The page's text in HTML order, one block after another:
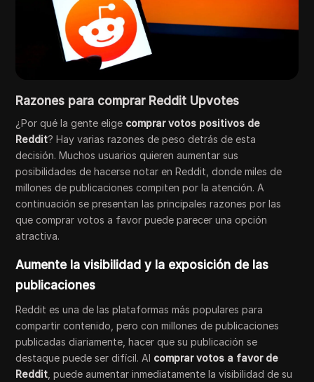
Razones para comprar Reddit Upvotes
¿Por qué la gente elige comprar votos positivos de
Reddit? Hay varias razones de peso detrás de esta
decisión. Muchos usuarios quieren aumentar sus
posibilidades de hacerse notar en Reddit, donde miles de
millones de publicaciones compiten por la atención. A
continuación se presentan las principales razones por las
que comprar votos a favor puede parecer una opción
atractiva.
Aumente la visibilidad y la exposición de las
publicaciones
Reddit es una de las plataformas más populares para
compartir contenido, pero con millones de publicaciones
publicadas diariamente, hacer que su publicación se
destaque puede ser difícil. Al comprar votos a favor de
Reddit , puede aumentar inmediatamente la visibilidad de su